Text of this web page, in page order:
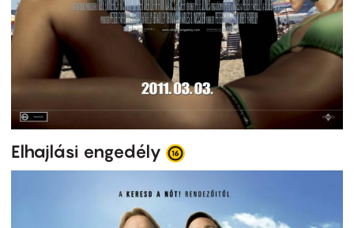
Elhajlási engedély